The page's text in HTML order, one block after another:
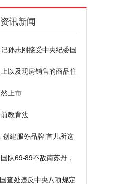
资讯新闻
孙志刚接受中央纪委国
以及现房销售的商品住
上市
教育法
创建服务品牌 首儿所这
队69-89不敌南苏丹，
查处违反中央八项规定